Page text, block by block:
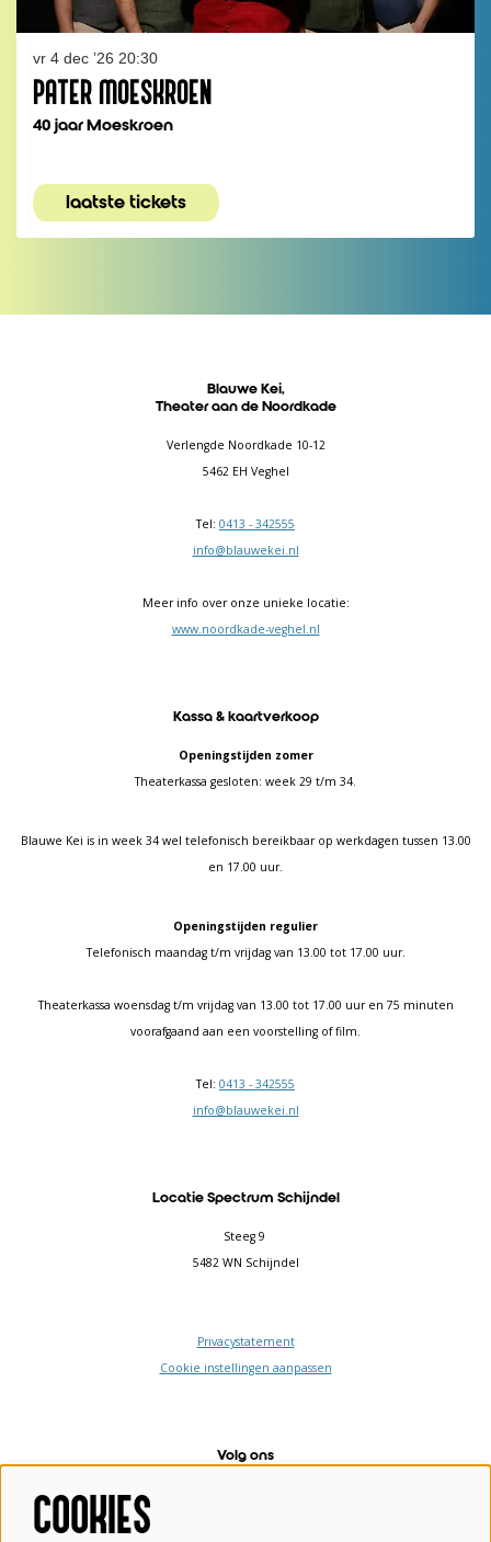
PATER MOESKROEN
40 jaar Moeskroen
vr 4 dec ’26 20:30
laatste tickets
Blauwe Kei,
Theater aan de Noordkade
Verlengde Noordkade 10-12
5462 EH Veghel
Tel: 0413 - 342555
info@blauwekei.nl
Meer info over onze unieke locatie:
www.noordkade-veghel.nl
Kassa & kaartverkoop
Openingstijden zomer
Theaterkassa gesloten: week 29 t/m 34.
Blauwe Kei is in week 34 wel telefonisch bereikbaar op werkdagen tussen 13.00
en 17.00 uur.
Openingstijden regulier
Telefonisch maandag t/m vrijdag van 13.00 tot 17.00 uur.
Theaterkassa woensdag t/m vrijdag van 13.00 tot 17.00 uur en 75 minuten
voorafgaand aan een voorstelling of film.
Tel: 0413 - 342555
info@blauwekei.nl
Locatie Spectrum Schijndel
Steeg 9
5482 WN Schijndel
Privacystatement
Cookie instellingen aanpassen
Volg ons
COOKIES